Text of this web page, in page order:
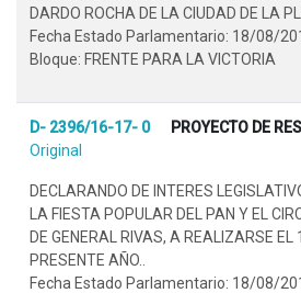
DARDO ROCHA DE LA CIUDAD DE LA
Fecha Estado Parlamentario: 18/08/
Bloque: FRENTE PARA LA VICTORIA
D- 2396/16-17- 0 PROYECTO DE
Original
DECLARANDO DE INTERES
LA FIESTA POPULAR DEL PAN Y EL
DE GENERAL RIVAS, A REALIZARSE EL
PRESENTE AÑO..
Fecha Estado Parlamentario: 18/08/